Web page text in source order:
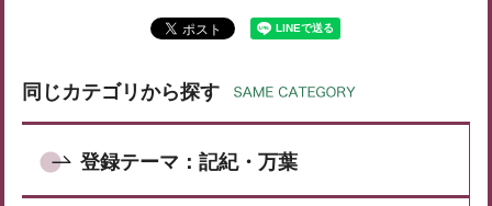
同じカテゴリから探す
登録テーマ：記紀・万葉